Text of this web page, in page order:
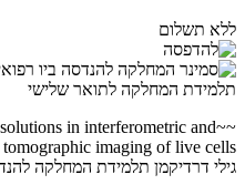
ללא תשלום
~~Computational solutions in interferometric and
tomographic imaging of live cells
גילי דרדיקמן תלמידת המחלקה